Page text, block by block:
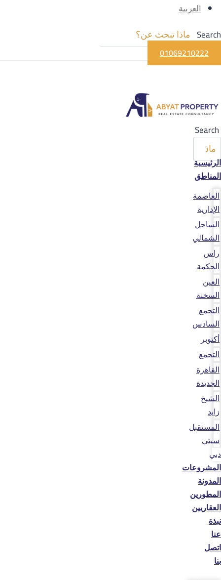
العربية
Search
01069210222
Search
الرئيسية
المناطق
العاصمة
الإدارية
الساحل
الشمالي
راس
الحكمة
العين
السخنة
التجمع
السادس
أكتوبر
التجمع
القاهرة
الجديدة
الشيخ
زايد
المستقبل
سيتي
دبي
المشروعات
المدونة
المطورين
العقاريين
نبذة
عنا
اتصل
بنا